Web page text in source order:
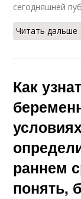
сегодняшней
Читать
Как
раннем
понять,